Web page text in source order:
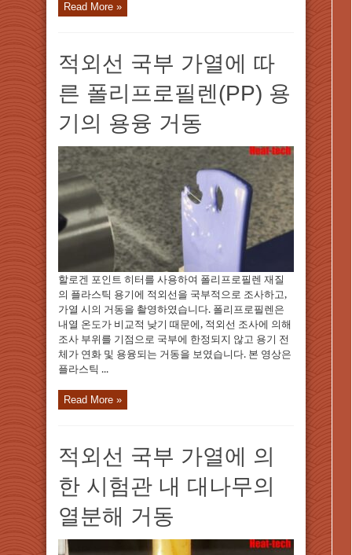
Read More »
적외선 국부 가열에 따
른 폴리프로필렌(PP) 용
기의 용융 거동
할로겐 포인트 히터를 사용하여 폴리프로필렌 재질
의 플라스틱 용기에 적외선을 국부적으로 조사하고,
가열 시의 거동을 촬영하였습니다. 폴리프로필렌은
내열 온도가 비교적 낮기 때문에, 적외선 조사에 의해
조사 부위를 기점으로 국부에 한정되지 않고 용기 전
체가 연화 및 용융되는 거동을 보였습니다. 본 영상은
플라스틱 ...
Read More »
적외선 국부 가열에 의
한 시험관 내 대나무의
열분해 거동